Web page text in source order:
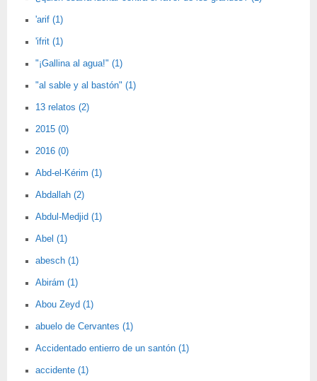
'arif (1)
'ifrit (1)
"¡Gallina al agua!" (1)
"al sable y al bastón" (1)
13 relatos (2)
2015 (0)
2016 (0)
Abd-el-Kérim (1)
Abdallah (2)
Abdul-Medjid (1)
Abel (1)
abesch (1)
Abirám (1)
Abou Zeyd (1)
abuelo de Cervantes (1)
Accidentado entierro de un santón (1)
accidente (1)